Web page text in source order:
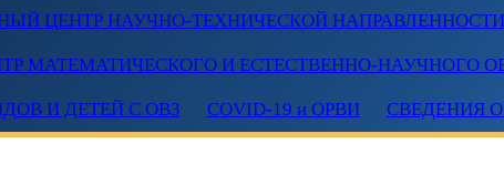
ЦЕНТР НАУЧНО-ТЕХНИЧЕСКОЙ НАПРАВЛЕННОСТИ
МАТЕМАТИЧЕСКОГО И ЕСТЕСТВЕННО-НАУЧНОГО
И ДЕТЕЙ С ОВЗ COVID-19 и ОРВИ СВЕДЕНИЯ